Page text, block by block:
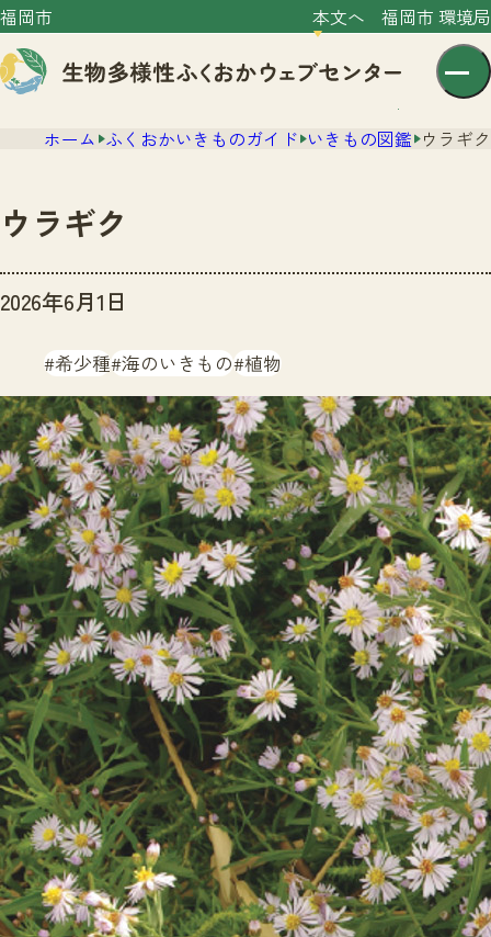
福岡市 本文へ 福岡市 環境局
文字サイズ 小 中 大
センター紹介
センター紹介TOP
サイトポリシー
プライバシーポリシー
ニュースTOP
市の取組み
いきものガイド
いきものガイドTOP
注目のいきもの
生物多様性のめぐみ
いきもの図鑑
おでかけコース
保全アクション
イベント
いきもの調査隊
調査レポート
調査レポートTOP
調査結果
ふくおかいきものマップ
マッチング
マッチングTOP
掲載申し込みフォーム
お問合せ
ホーム ふくおかいきものガイド いきもの図鑑 ウラギク
ウラギク
2026年6月1日
希少種 海のいきもの 植物